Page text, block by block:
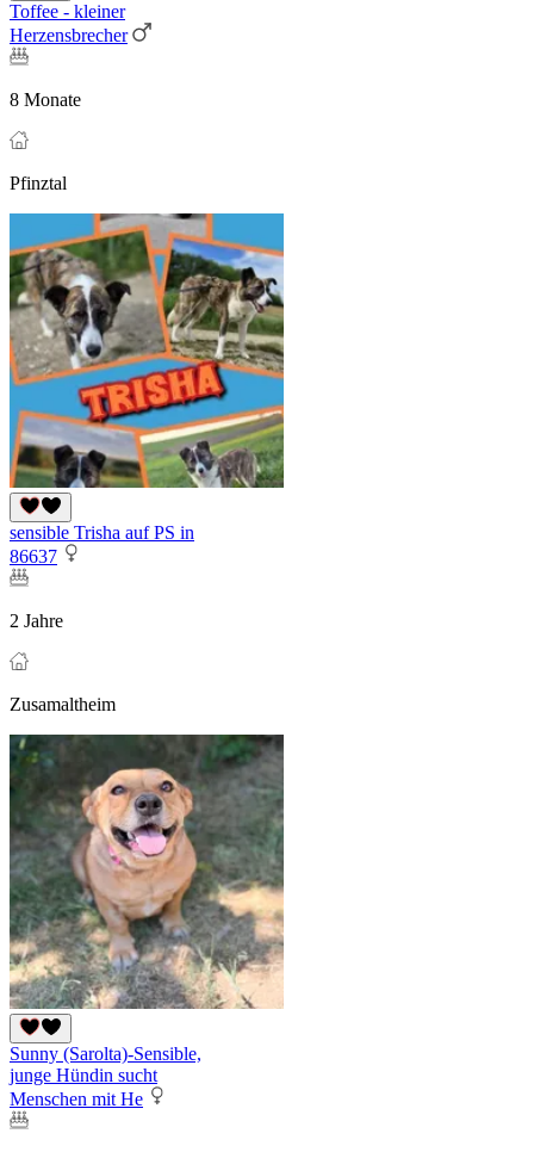
Toffee - kleiner
Herzensbrecher
8 Monate
Pfinztal
sensible Trisha auf PS in
86637
2 Jahre
Zusamaltheim
Sunny (Sarolta)-Sensible,
junge Hündin sucht
Menschen mit He